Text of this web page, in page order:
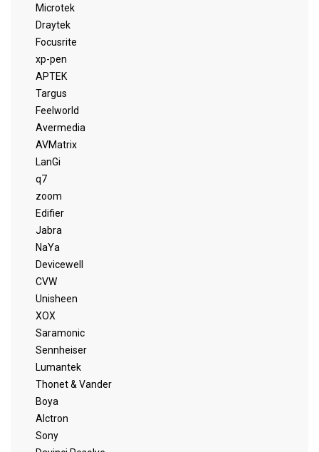
Microtek
Draytek
Focusrite
xp-pen
APTEK
Targus
Feelworld
Avermedia
AVMatrix
LanGi
q7
zoom
Edifier
Jabra
NaYa
Devicewell
CVW
Unisheen
XOX
Saramonic
Sennheiser
Lumantek
Thonet & Vander
Boya
Alctron
Sony